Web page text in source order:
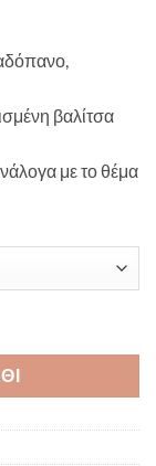
βαλίτσα
με το θέμα